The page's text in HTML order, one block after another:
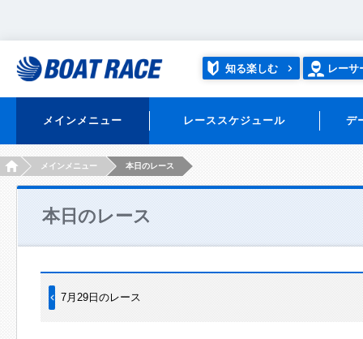
知る楽しむ レーサ
メインメニュー レーススケジュール デ
HOMEメインメニュー 本日のレース
本日のレース
7月29日のレース